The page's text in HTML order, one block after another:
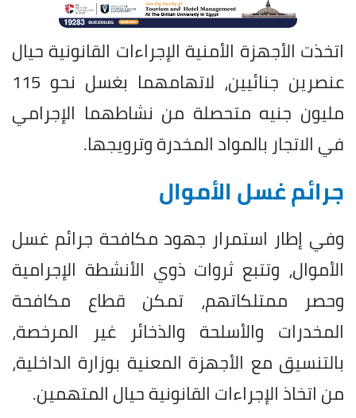
اتخذت الأجهزة الأمنية الإجراءات القانونية حيال
عنصرين جنائيين، لاتهامهما بغسل نحو 115
مليون جنيه متحصلة من نشاطهما الإجرامي
في الاتجار بالمواد المخدرة وترويجها.
جرائم غسل الأموال
وفي إطار استمرار جهود مكافحة جرائم غسل
الأموال، وتتبع ثروات ذوي الأنشطة الإجرامية
وحصر ممتلكاتهم، تمكن قطاع مكافحة
المخدرات والأسلحة والذخائر غير المرخصة،
بالتنسيق مع الأجهزة المعنية بوزارة الداخلية،
من اتخاذ الإجراءات القانونية حيال المتهمين.